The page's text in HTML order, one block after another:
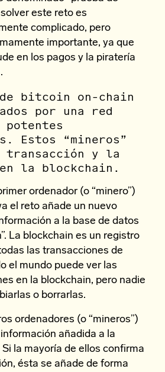
este reto es
complicado, pero
importante, ya que
en los pagos y la piratería
de bitcoin on-chain
por una red
potentes
Estos “mineros”
y la
la blockchain.
ordenador (o “minero”)
el reto añade un nuevo
a la base de datos
La blockchain es un registro
las transacciones de
el mundo puede ver las
en la blockchain, pero nadie
o borrarlas.
ordenadores (o “mineros”)
añadida a la
la mayoría de ellos confirma
ésta se añade de forma